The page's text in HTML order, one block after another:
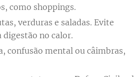
como shoppings.
verduras e saladas. Evite
digestão no calor.
confusão mental ou câimbras,